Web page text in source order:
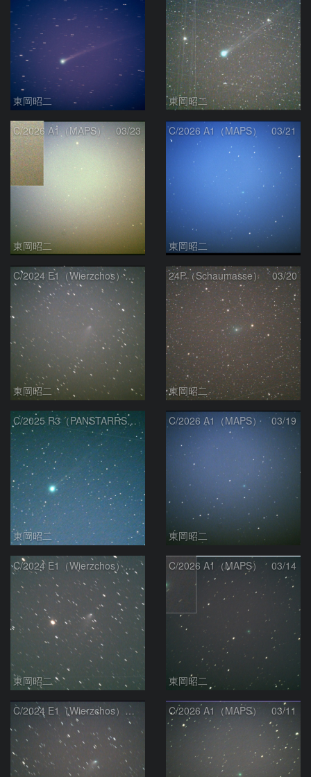
東岡昭二 東岡昭二
C/2026 A1（MAPS） 03/23
東岡昭二
C/2026 A1（MAPS） 03/21
東岡昭二
C/2024 E1（Wierzchos） 03/21
東岡昭二
24P（Schaumasse） 03/20
東岡昭二
C/2025 R3（PANSTARRS） 03/20
東岡昭二
C/2026 A1（MAPS） 03/19
東岡昭二
C/2024 E1（Wierzchos） 03/14
東岡昭二
C/2026 A1（MAPS） 03/14
東岡昭二
C/2024 E1（Wierzchos） 03/11 C/2026 A1（MAPS） 03/11